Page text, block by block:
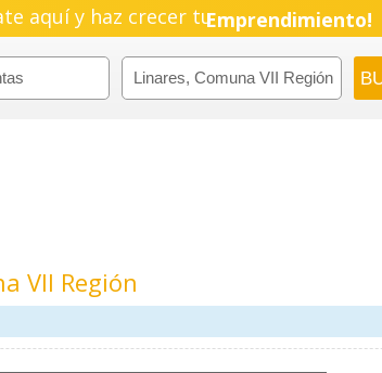
aquí y haz crecer tuEmprendimiento!
VII Región